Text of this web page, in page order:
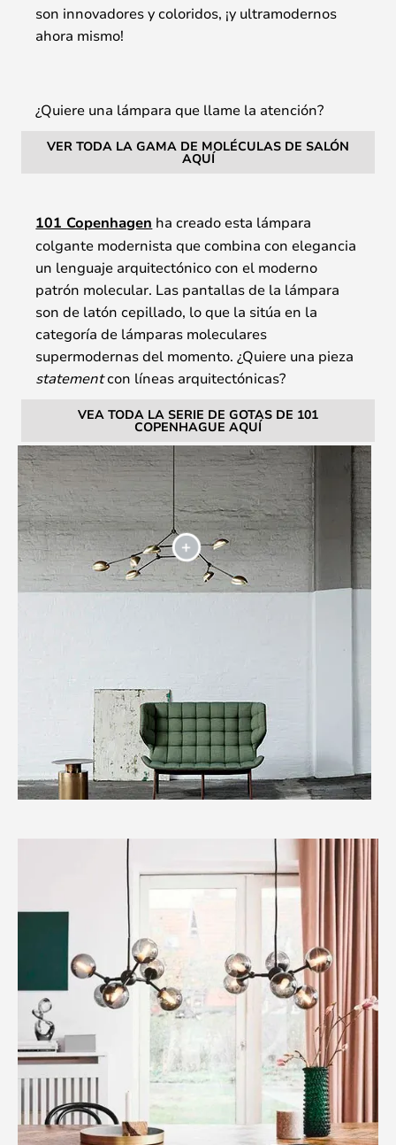
son innovadores y coloridos, ¡y ultramodernos
ahora mismo!
¿Quiere una lámpara que llame la atención?
VER TODA LA GAMA DE MOLÉCULAS DE SALÓN
AQUÍ
101 Copenhagen ha creado esta lámpara
colgante modernista que combina con elegancia
un lenguaje arquitectónico con el moderno
patrón molecular. Las pantallas de la lámpara
son de latón cepillado, lo que la sitúa en la
categoría de lámparas moleculares
supermodernas del momento. ¿Quiere una pieza
statementcon líneas arquitectónicas?
VEA TODA LA SERIE DE GOTAS DE 101
COPENHAGUE AQUÍ